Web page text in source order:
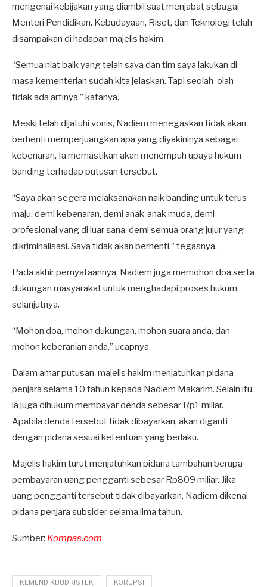
mengenai kebijakan yang diambil saat menjabat sebagai
Menteri Pendidikan, Kebudayaan, Riset, dan Teknologi telah
disampaikan di hadapan majelis hakim.
“Semua niat baik yang telah saya dan tim saya lakukan di
masa kementerian sudah kita jelaskan. Tapi seolah-olah
tidak ada artinya,” katanya.
Meski telah dijatuhi vonis, Nadiem menegaskan tidak akan
berhenti memperjuangkan apa yang diyakininya sebagai
kebenaran. Ia memastikan akan menempuh upaya hukum
banding terhadap putusan tersebut.
“Saya akan segera melaksanakan naik banding untuk terus
maju, demi kebenaran, demi anak-anak muda, demi
profesional yang di luar sana, demi semua orang jujur yang
dikriminalisasi. Saya tidak akan berhenti,” tegasnya.
Pada akhir pernyataannya, Nadiem juga memohon doa serta
dukungan masyarakat untuk menghadapi proses hukum
selanjutnya.
“Mohon doa, mohon dukungan, mohon suara anda, dan
mohon keberanian anda,” ucapnya.
Dalam amar putusan, majelis hakim menjatuhkan pidana
penjara selama 10 tahun kepada Nadiem Makarim. Selain itu,
ia juga dihukum membayar denda sebesar Rp1 miliar.
Apabila denda tersebut tidak dibayarkan, akan diganti
dengan pidana sesuai ketentuan yang berlaku.
Majelis hakim turut menjatuhkan pidana tambahan berupa
pembayaran uang pengganti sebesar Rp809 miliar. Jika
uang pengganti tersebut tidak dibayarkan, Nadiem dikenai
pidana penjara subsider selama lima tahun.
Sumber: Kompas.com
KEMENDIKBUDRISTEK KORUPSI